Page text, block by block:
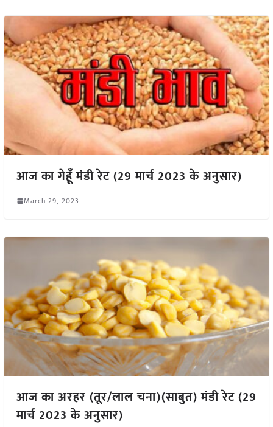
आज का गेहूँ मंडी रेट (29 मार्च 2023 के अनुसार)
March 29, 2023
आज का अरहर (तूर/लाल चना)(साबुत) मंडी रेट (29
मार्च 2023 के अनुसार)